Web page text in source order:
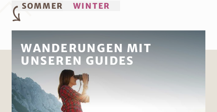
SOMMER WINTER
WANDERUNGEN MIT
UNSEREN GUIDES